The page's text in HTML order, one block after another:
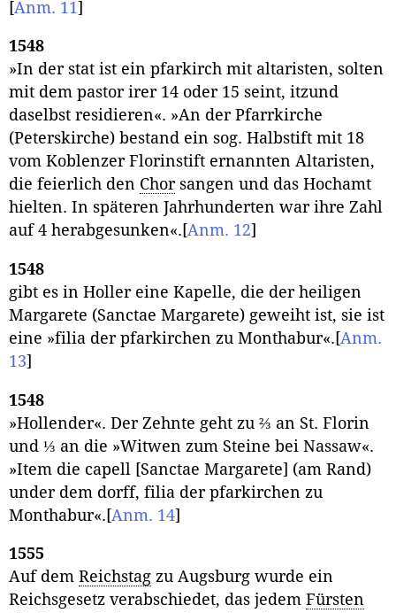
[Anm. 11]
1548
»In der stat ist ein pfarkirch mit altaristen, solten
mit dem pastor irer 14 oder 15 seint, itzund
daselbst residieren«. »An der Pfarrkirche
(Peterskirche) bestand ein sog. Halbstift mit 18
vom Koblenzer Florinstift ernannten Altaristen,
die feierlich den Chorsangen und das Hochamt
hielten. In späteren Jahrhunderten war ihre Zahl
auf 4 herabgesunken«. [Anm. 12]
1548
gibt es in Holler eine Kapelle, die der heiligen
Margarete (Sanctae Margarete) geweiht ist, sie ist
eine »filia der pfarkirchen zu Monthabur«. [Anm.
13]
1548
»Hollender«. Der Zehnte geht zu ⅔ an St. Florin
und ⅓ an die »Witwen zum Steine bei Nassaw«.
»Item die capell [Sanctae Margarete] (am Rand)
under dem dorff, filia der pfarkirchen zu
Monthabur«. [Anm. 14]
1555
Auf dem Reichstag zu Augsburg wurde ein
Reichsgesetz verabschiedet, das jedem Fürsten